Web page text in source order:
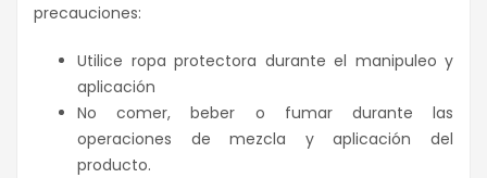
precauciones:
Utilice ropa protectora durante el manipuleo y
aplicación
No comer, beber o fumar durante las
operaciones de mezcla y aplicación del
producto.